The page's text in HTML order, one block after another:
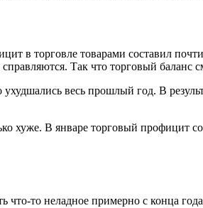
в торговле товарами составил
Так что торговый
весь прошлый год. В
хуже. В январе торговый профицит
что-то неладное примерно с конца